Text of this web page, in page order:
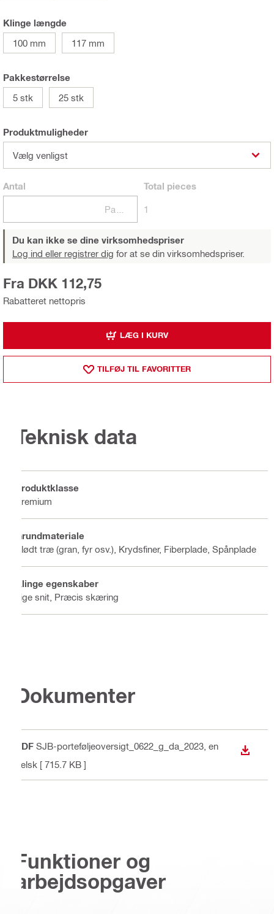
Klinge længde
100 mm
117 mm
Pakkestørrelse
5 stk
25 stk
Produktmuligheder
Vælg venligst
Antal Total pieces
1
Du kan ikke se dine virksomhedspriser
Log ind eller registrer dig for at se din virksomhedspriser.
Rabatteret nettopris
Fra DKK 112,75
LÆG I KURV
TILFØJ TIL FAVORITTER
Teknisk data
Produktklasse
Premium
Grundmateriale
Blødt træ (gran, fyr osv.), Krydsfiner, Fiberplade, Spånplade
Klinge egenskaber
Lige snit, Præcis skæring
Dokumenter
PDF SJB-porteføljeoversigt_0622_g_da_2023 , en
gelsk [ 715.7 KB ]
Funktioner og
arbejdsopgaver